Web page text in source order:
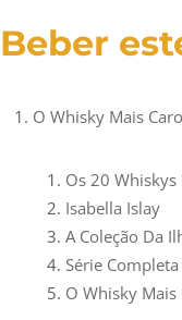
Beber
O Whisky Mais
Os 20
Isabella Islay
A Coleção Da
Série
O Whisky Mais